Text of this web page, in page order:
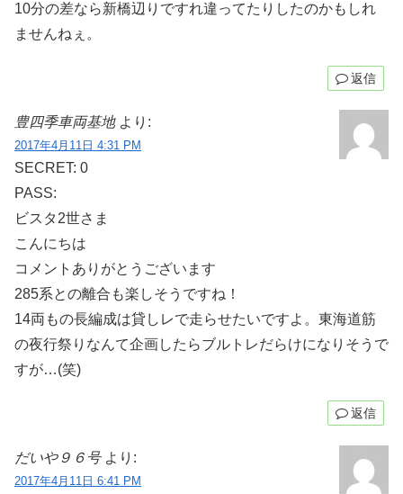
10分の差なら新橋辺りですれ違ってたりしたのかもしれ
ませんねぇ。
返信
豊四季車両基地 より:
2017年4月11日 4:31 PM
SECRET: 0
PASS:
ビスタ2世さま
こんにちは
コメントありがとうございます
285系との離合も楽しそうですね！
14両もの長編成は貸しレで走らせたいですよ。東海道筋
の夜行祭りなんて企画したらブルトレだらけになりそうで
すが…(笑)
返信
だいや９６号 より:
2017年4月11日 6:41 PM